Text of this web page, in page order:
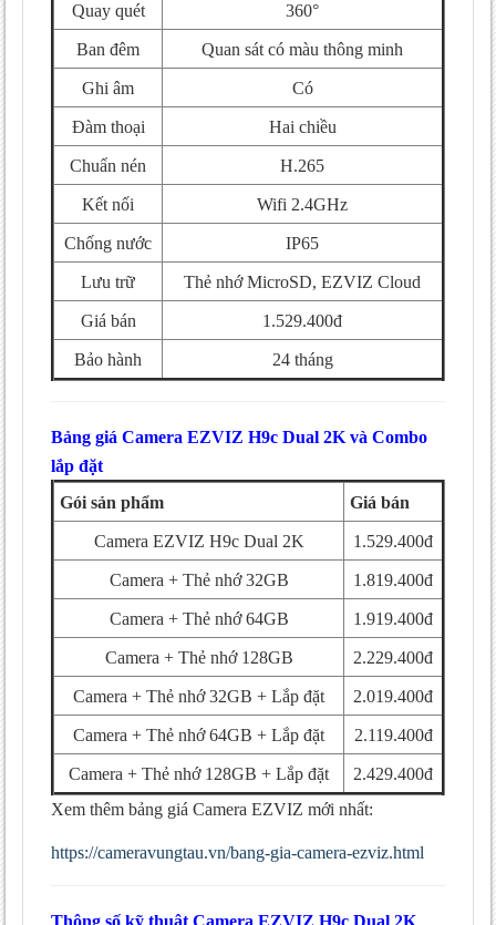
Mua Camera EZVIZ H9c Dual 2K chính
hãng tại Camera Anh Khoa
Quay quét 360°
Ban đêm Quan sát có màu thông minh
Ghi âm Có
Đàm thoại Hai chiều
Chuẩn nén H.265
Kết nối Wifi 2.4GHz
Chống nước IP65
Lưu trữ Thẻ nhớ MicroSD, EZVIZ Cloud
Giá bán 1.529.400đ
Bảo hành 24 tháng
Bảng giá Camera EZVIZ H9c Dual 2K và Combo
lắp đặt
Gói sản phẩm
Giá bán
Camera EZVIZ H9c Dual 2K 1.529.400đ
Camera + Thẻ nhớ 32GB 1.819.400đ
Camera + Thẻ nhớ 64GB 1.919.400đ
Camera + Thẻ nhớ 128GB 2.229.400đ
Camera + Thẻ nhớ 32GB + Lắp đặt 2.019.400đ
Camera + Thẻ nhớ 64GB + Lắp đặt 2.119.400đ
Camera + Thẻ nhớ 128GB + Lắp đặt
2.429.400đ
Xem thêm bảng giá Camera EZVIZ mới nhất:
https://cameravungtau.vn/bang-gia-camera-ezviz.html